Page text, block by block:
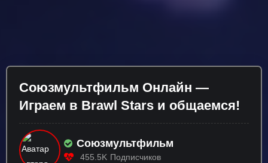
Союзмультфильм Онлайн —
Играем в Brawl Stars и общаемся!
Союзмультфильм
455.5K Подписчиков